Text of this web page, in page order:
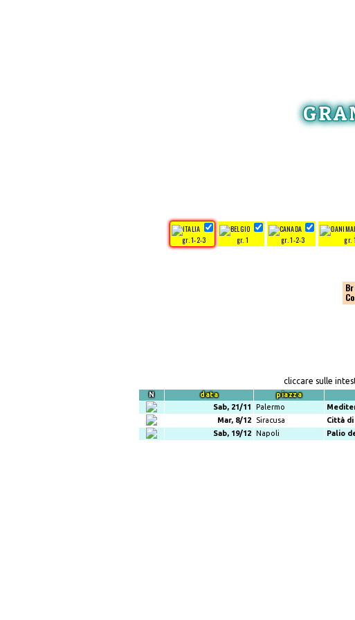
gr. 1-2-3 gr. 1 gr. 1-2-3 gr. 1
cliccare sulle
N data piazza
Sab, 21/11 Palermo
Mar, 8/12
Siracusa Città di
Sab, 19/12 Napoli Palio